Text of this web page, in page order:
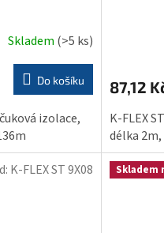
Skladem (>5 ks)
Do košíku
izolace,
87,12
K-FLEX
délka
K-FLEX ST 9X08 Skladem